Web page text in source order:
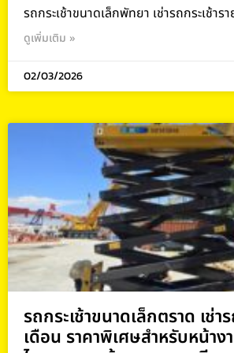
รถกระเช้าขนาดเล็กพัทยา เช่ารถกระเช้ารา
ดูเพิ่มเติม »
02/03/2026
รถกระเช้าขนาดเล็กตราด เช่า
เดือน ราคาพิเศษสำหรับหน้าง